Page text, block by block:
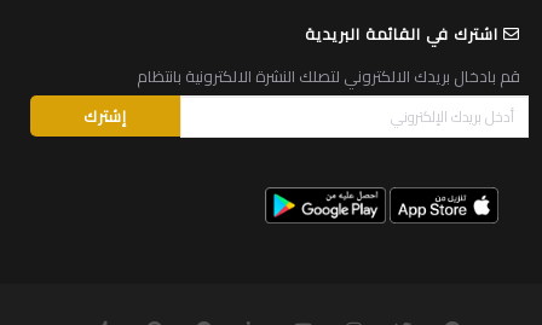
اشترك في القائمة البريدية
قم بادخال بريدك الالكتروني لتصلك النشرة الالكترونية بانتظام